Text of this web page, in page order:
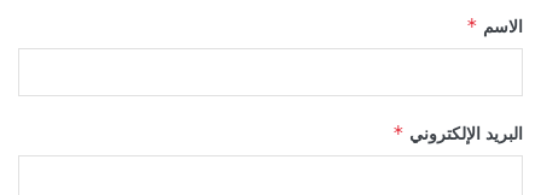
الاسم *
البريد الإلكتروني *